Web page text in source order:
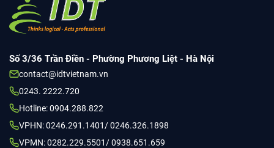
Số 3/36 Trần Điền - Phường Phương Liệt - Hà Nội
contact@idtvietnam.vn
0243. 2222.720
Hotline: 0904.288.822
VPHN: 0246.291.1401/ 0246.326.1898
VPMN: 0282.229.5501/ 0938.651.659